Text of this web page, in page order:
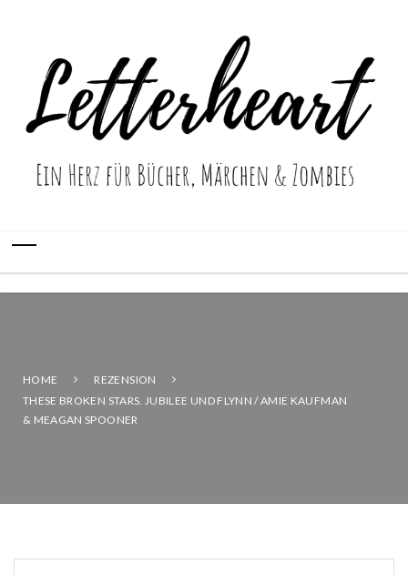
HOME
REZENSION
THESE BROKEN STARS. JUBILEE UND FLYNN / AMIE KAUFMAN
& MEAGAN SPOONER